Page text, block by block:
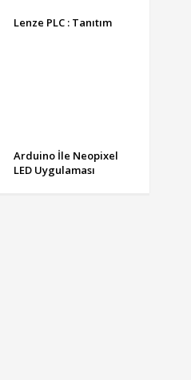
Lenze PLC : Tanıtım
Arduino İle Neopixel
LED Uygulaması